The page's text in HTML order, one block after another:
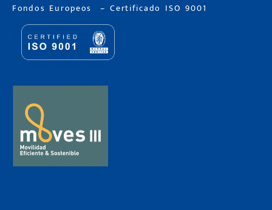
Fondos Europeos –Certificado ISO 9001